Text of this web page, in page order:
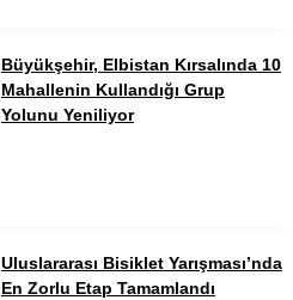
Büyükşehir, Elbistan Kırsalında 10
Mahallenin Kullandığı Grup
Yolunu Yeniliyor
Uluslararası Bisiklet Yarışması’nda
En Zorlu Etap Tamamlandı